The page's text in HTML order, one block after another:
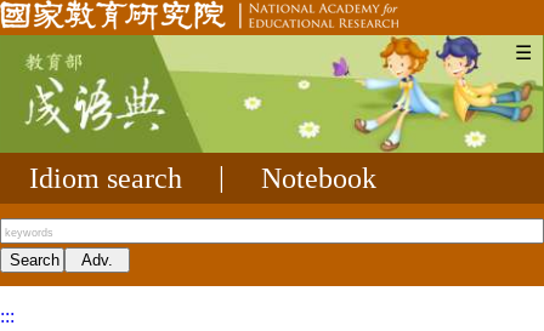
☰
Idiom search Notebook
:::